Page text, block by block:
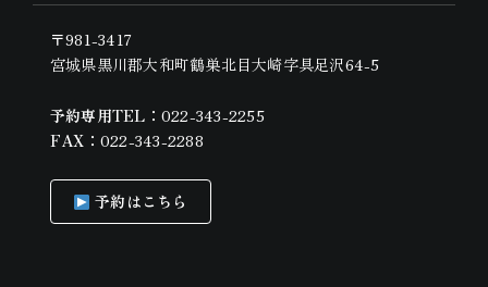
〒981-3417
宮城県黒川郡大和町鶴巣北目大崎字具足沢64-5
予約専用TEL： 022-343-2255
FAX： 022-343-2288
予約はこちら